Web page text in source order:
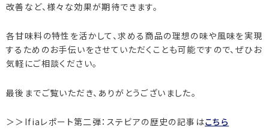
改善など、様々な効果が期待できます。
各甘味料の特性を活かして、求める商品の理想の味や風味を実現
するためのお手伝いをさせていただくことも可能ですので、ぜひお
気軽にご相談ください。
最後までご覧いただき、ありがとうございました。
＞＞Ifiaレポート第二弾：ステビアの歴史の記事はこちら